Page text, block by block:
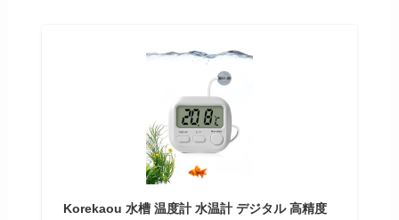
Korekaou 水槽 温度計 水温計 デジタル 高精度